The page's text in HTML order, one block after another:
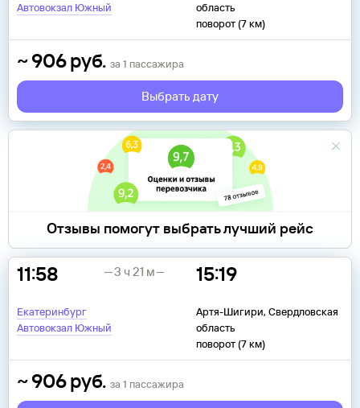
Автовокзал Южный
область
поворот (7 км)
~906 руб. за 1 пассажира
Выбрать дату
Отзывы помогут выбрать лучший рейс
11:58
Екатеринбург
Автовокзал Южный
15:19
Артя-Шигири, Свердловская
область
поворот (7 км)
3 ч 21 м
~906 руб. за 1 пассажира